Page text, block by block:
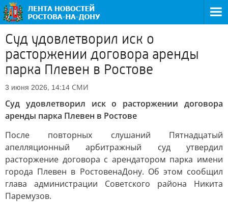
Суд удовлетворил иск о
расторжении договора аренды
парка Плевен в Ростове
3 июня 2026, 14:14 СМИ
Суд удовлетворил иск о расторжении договора
аренды парка Плевен в Ростове
После повторных слушаний Пятнадцатый
апелляционный арбитражный суд утвердил
расторжение договора с арендатором парка имени
города Плевен в РостовенаДону. Об этом сообщил
глава администрации Советского района Никита
Паремузов.